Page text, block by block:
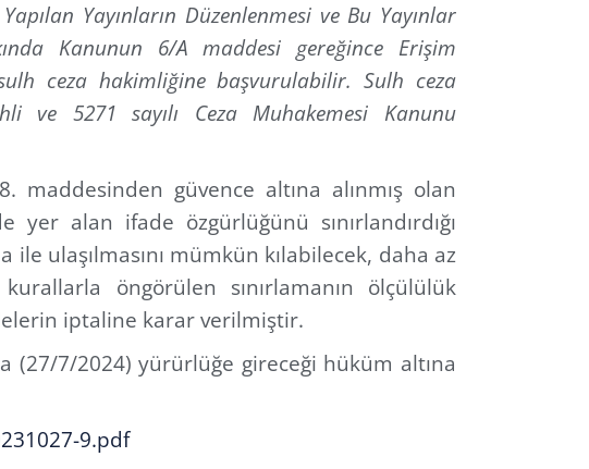
Yayınların Düzenlenmesi ve Bu Yayınlar
Kanunun 6/A maddesi gereğince Erişim
ceza hakimliğine başvurulabilir. Sulh ceza
ve 5271 sayılı Ceza Muhakemesi Kanunu
güvence altına alınmış olan
alan ifade özgürlüğünü sınırlandırdığı
ulaşılmasını mümkün kılabilecek, daha az
öngörülen sınırlamanın ölçülülük
iptaline karar verilmiştir.
(27/7/2024) yürürlüğe gireceği hüküm altına
9.pdf